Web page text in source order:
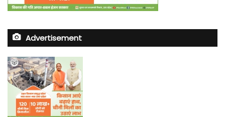
Advertisement